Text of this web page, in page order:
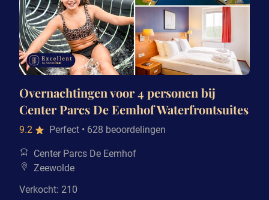
Overnachtingen voor 4 personen bij
Center Parcs De Eemhof Waterfrontsuites
9.2 Perfect • 628 beoordelingen
Center Parcs De Eemhof
Zeewolde
Verkocht: 210